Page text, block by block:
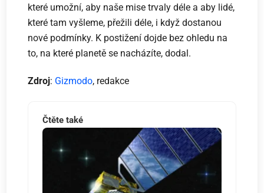
které umožní, aby naše mise trvaly déle a aby lidé,
které tam vyšleme, přežili déle, i když dostanou
nové podmínky. K postižení dojde bez ohledu na
to, na které planetě se nacházíte, dodal.
Zdroj: Gizmodo, redakce
Čtěte také